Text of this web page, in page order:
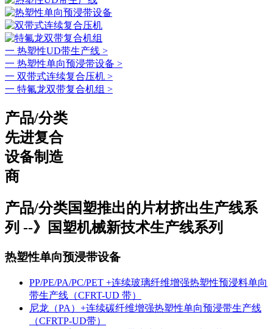
一 热塑性UD带生产线 >
一 热塑性单向预浸带设备 >
一 双带式连续复合压机 >
一 特氟龙双带复合机组 >
产品/分类
先进复合
设备制造
商
产品/分类国塑推出的片材挤出生产线系
列 --》国塑机械新技术生产线系列
热塑性单向预浸带设备
PP/PE/PA/PC/PET +连续玻璃纤维增强热塑性预浸料单向
带生产线（CFRT-UD 带）
尼龙（PA）+连续碳纤维增强热塑性单向预浸带生产线
（CFRTP-UD带）